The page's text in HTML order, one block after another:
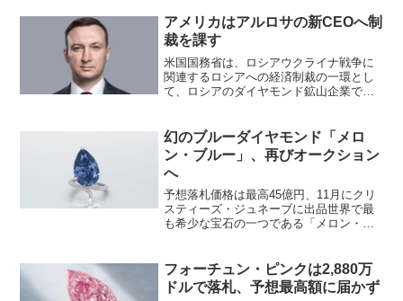
Materials（WDAM）と...
アメリカはアルロサの新CEOへ制
裁を課す
米国国務省は、ロシアウクライナ戦争に
関連するロシアへの経済制裁の一環とし
て、ロシアのダイヤモンド鉱山企業であ
アの現在および将来の軍事能力を低下さ
せる」という大統領令1...
幻のブルーダイヤモンド「メロ
ン・ブルー」、再びオークション
へ
予想落札価格は最高45億円、11月にクリ
スティーズ・ジュネーブに出品世界で最
も希少な宝石の一つである「メロン・ブ
登場することが明らかになった。この
9.51カラットの...
フォーチュン・ピンクは2,880万
ドルで落札、予想最高額に届かず